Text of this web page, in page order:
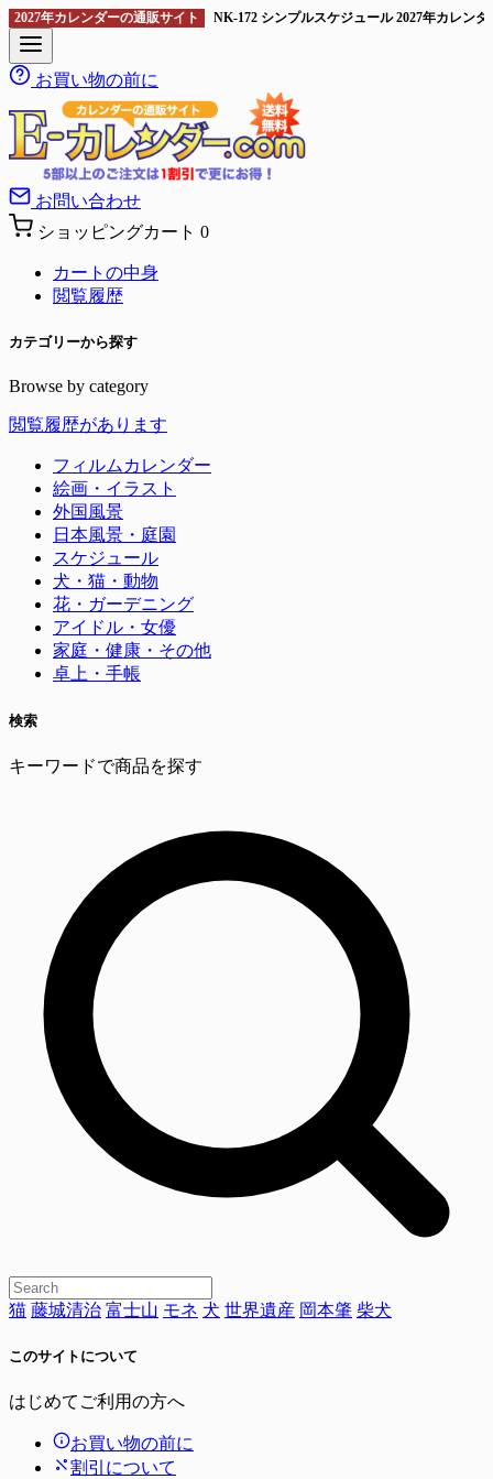
2027年カレンダーの通販サイト NK-172 シンプルスケジュール 2027年カレン
お買い物の前に
お問い合わせ
ショッピングカート 0
カートの中身
閲覧履歴
カテゴリーから探す
Browse by category
閲覧履歴があります
フィルムカレンダー
絵画・イラスト
外国風景
日本風景・庭園
スケジュール
犬・猫・動物
花・ガーデニング
アイドル・女優
家庭・健康・その他
卓上・手帳
検索
キーワードで商品を探す
猫 藤城清治 富士山 モネ 犬 世界遺産 岡本肇 柴犬
このサイトについて
はじめてご利用の方へ
お買い物の前に
割引について